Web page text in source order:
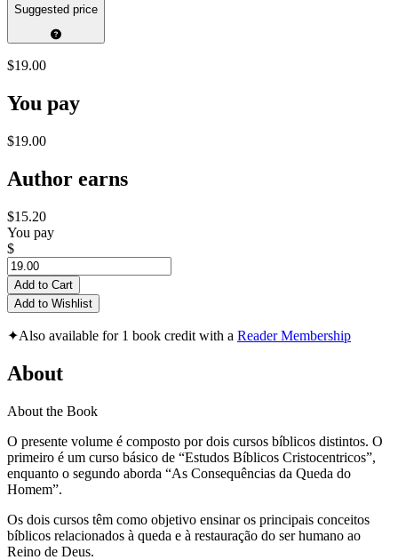
Suggested price
$19.00
You pay
$19.00
Author earns
$15.20
You pay
$
Add to Cart
Add to Wishlist
✦Also available for 1 book credit with a Reader Membership
About
About the Book
O presente volume é composto por dois cursos bíblicos distintos. O
primeiro é um curso básico de “Estudos Bíblicos Cristocentricos”,
enquanto o segundo aborda “As Consequências da Queda do
Homem”.
Os dois cursos têm como objetivo ensinar os principais conceitos
bíblicos relacionados à queda e à restauração do ser humano ao
Reino de Deus.